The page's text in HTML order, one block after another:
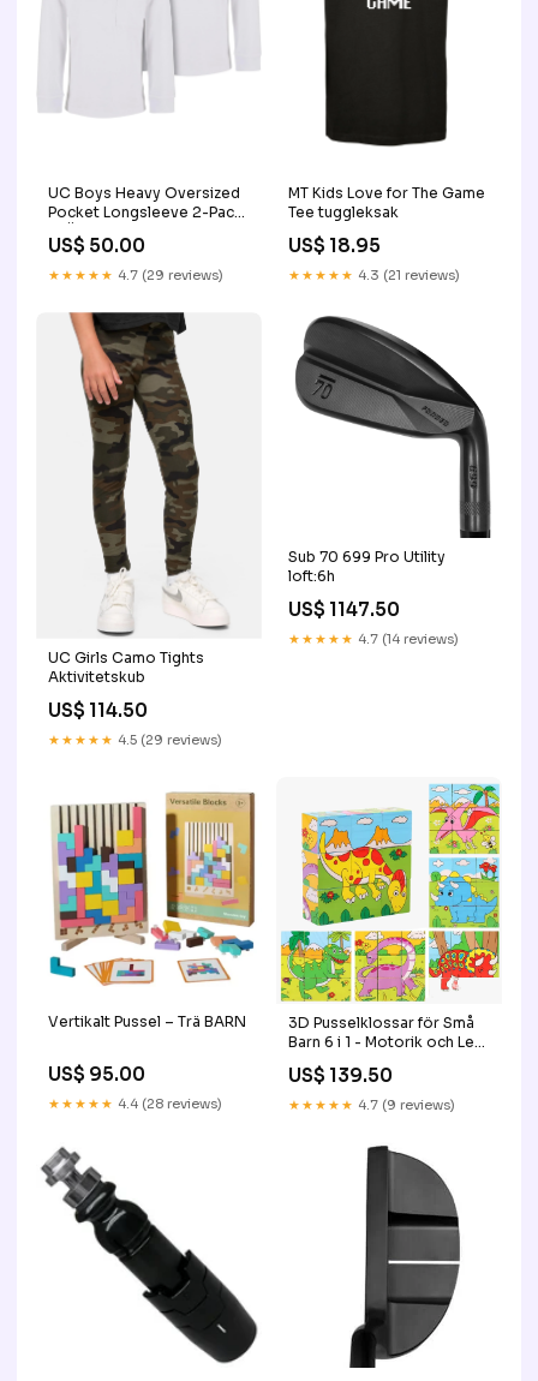
UC Boys Heavy Oversized
Pocket Longsleeve 2-Pack
KLÄDER
US$ 50.00
★★★★★ 4.7 (29 reviews)
MT Kids Love for The Game
Tee tuggleksak
US$ 18.95
★★★★★ 4.3 (21 reviews)
UC Girls Camo Tights
Aktivitetskub
US$ 114.50
★★★★★ 4.5 (29 reviews)
Sub 70 699 Pro Utility
loft:6h
US$ 1147.50
★★★★★ 4.7 (14 reviews)
Vertikalt Pussel – Trä BARN
US$ 95.00
★★★★★ 4.4 (28 reviews)
3D Pusselklossar för Små
Barn 6 i 1 - Motorik och Lek i
Modell:Dinosaurier
US$ 139.50
★★★★★ 4.7 (9 reviews)